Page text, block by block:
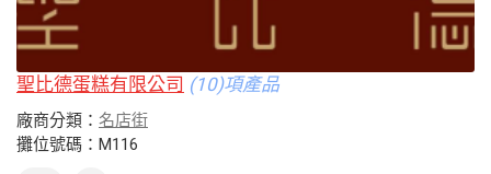
聖比德蛋糕有限公司 (10)項產品
廠商分類： 名店街
攤位號碼：M116